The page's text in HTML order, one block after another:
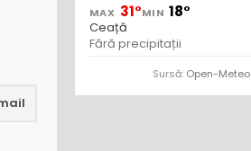
MAX 31°MIN 18°
Ceață
Fără precipitații
Sursă: Open-Meteo